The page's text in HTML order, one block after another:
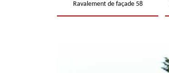
Ravalement de façade 58